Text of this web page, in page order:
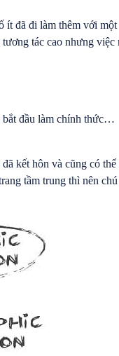
ít đã đi làm thêm với một
tác cao nhưng việc
bắt đầu làm chính thức…
kết hôn và cũng có thể
tầm trung thì nên